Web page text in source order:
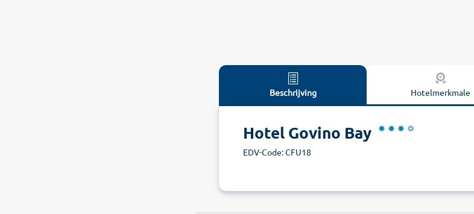
Beschrijving Hotelmerkmale
Hotel Govino Bay
EDV-Code: CFU18